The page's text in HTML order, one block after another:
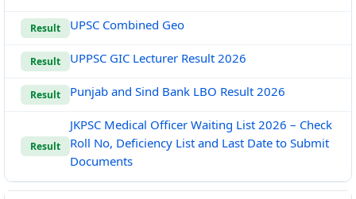
Result UPSC Combined Geo
Result UPPSC GIC Lecturer Result 2026
Result Punjab and Sind Bank LBO Result 2026
Result
JKPSC Medical Officer Waiting List 2026 – Check
Roll No, Deficiency List and Last Date to Submit
Documents